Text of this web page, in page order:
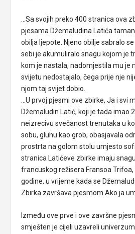
…Sa svojih preko 400 stranica ova
pjesama Džemaludina Latića
obilja ljepote. Njeno obilje sabralo
sebi je akumuliralo snagu kojom je
kom je nastala, nadomjestila mu je
svijetu nedostajalo, čega prije nje
njom taj svijet dobio.
…U prvoj pjesmi ove zbirke, Ja i svi
Džemaludin Latić, koji je tada imao
neizrecivu svečanost trenutaka u
sobu, gluhu kao grob, obasjavala
prostrta na golom stolu umjesto
stranica Latićeve zbirke imaju
francuskog režisera Fransoa Trifoa,
godine, u vrijeme kada se
Zbirka završava pjesmom Ako ja
Između ove prve i ove završne
smješten je cijeli uzavreli